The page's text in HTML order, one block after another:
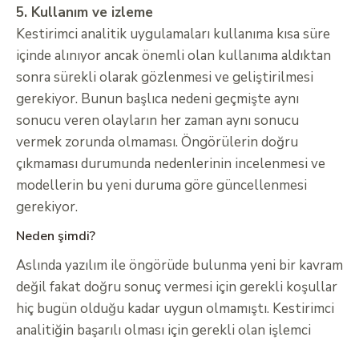
5. Kullanım ve izleme
Kestirimci analitik uygulamaları kullanıma kısa süre
içinde alınıyor ancak önemli olan kullanıma aldıktan
sonra sürekli olarak gözlenmesi ve geliştirilmesi
gerekiyor. Bunun başlıca nedeni geçmişte aynı
sonucu veren olayların her zaman aynı sonucu
vermek zorunda olmaması. Öngörülerin doğru
çıkmaması durumunda nedenlerinin incelenmesi ve
modellerin bu yeni duruma göre güncellenmesi
gerekiyor.
Neden şimdi?
Aslında yazılım ile öngörüde bulunma yeni bir kavram
değil fakat doğru sonuç vermesi için gerekli koşullar
hiç bugün olduğu kadar uygun olmamıştı. Kestirimci
analitiğin başarılı olması için gerekli olan işlemci